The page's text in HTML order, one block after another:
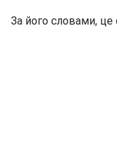
За його словами, це